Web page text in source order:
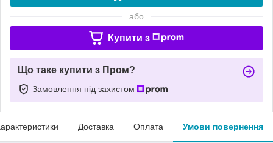
або
Купити з
Що таке купити з Пром?
Замовлення під захистом
Доставка Оплата Умови повернення